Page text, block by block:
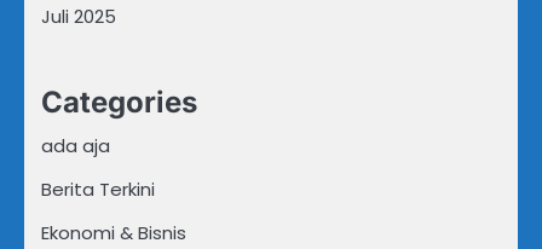
Juli 2025
Categories
ada aja
Berita Terkini
Ekonomi & Bisnis